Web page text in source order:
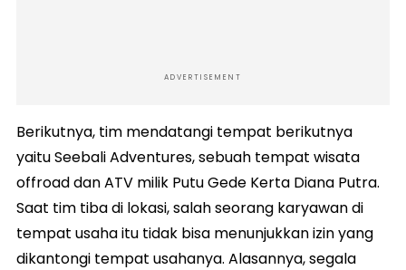
ADVERTISEMENT
Berikutnya, tim mendatangi tempat berikutnya
yaitu Seebali Adventures, sebuah tempat wisata
offroad dan ATV milik Putu Gede Kerta Diana Putra.
Saat tim tiba di lokasi, salah seorang karyawan di
tempat usaha itu tidak bisa menunjukkan izin yang
dikantongi tempat usahanya. Alasannya, segala